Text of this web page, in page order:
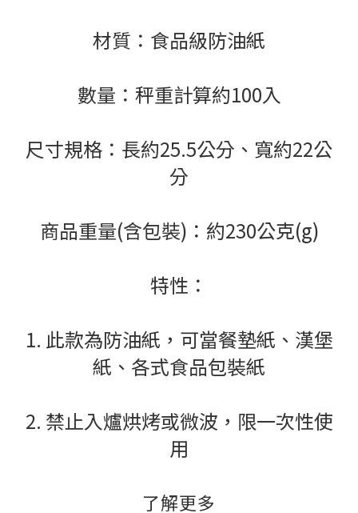
材質：食品級防油紙
數量：秤重計算約100入
尺寸規格：長約25.5公分、寬約22公
分
商品重量(含包裝)：約230公克(g)
特性：
1. 此款為防油紙，可當餐墊紙、漢堡
紙、各式食品包裝紙
2. 禁止入爐烘烤或微波，限一次性使
用
了解更多